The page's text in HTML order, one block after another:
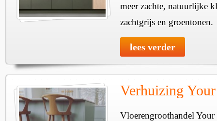
meer zachte, natuurlijke
zachtgrijs en groentonen.
lees verder
Verhuizing
Vloerengroothandel